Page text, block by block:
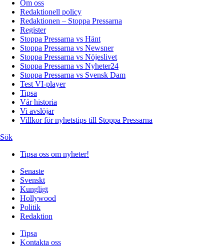
Om oss
Redaktionell policy
Redaktionen – Stoppa Pressarna
Register
Stoppa Pressarna vs Hänt
Stoppa Pressarna vs Newsner
Stoppa Pressarna vs Nöjeslivet
Stoppa Pressarna vs Nyheter24
Stoppa Pressarna vs Svensk Dam
Test VI-player
Tipsa
Vår historia
Vi avslöjar
Villkor för nyhetstips till Stoppa Pressarna
Sök
Tipsa oss om nyheter!
Senaste
Svenskt
Kungligt
Hollywood
Politik
Redaktion
Tipsa
Kontakta oss